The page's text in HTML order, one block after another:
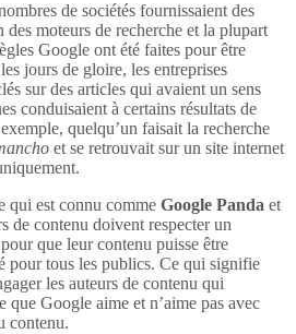
de sociétés fournissaient des
moteurs de recherche et la plupart
Google ont été faites pour être
jours de gloire, les entreprises
sur des articles qui avaient un sens
conduisaient à certains résultats de
quelqu’un faisait la recherche
et se retrouvait sur un site internet
qui est connu comme Google Panda et
de contenu doivent respecter un
que leur contenu puisse être
pour tous les publics. Ce qui signifie
les auteurs de contenu qui
que Google aime et n’aime pas avec
contenu.